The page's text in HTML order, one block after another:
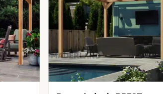
bois massif, des fissures,
les poteaux, poutres et traverses.
du bois lui-même, quelque
bois lamellé-collé minimisent